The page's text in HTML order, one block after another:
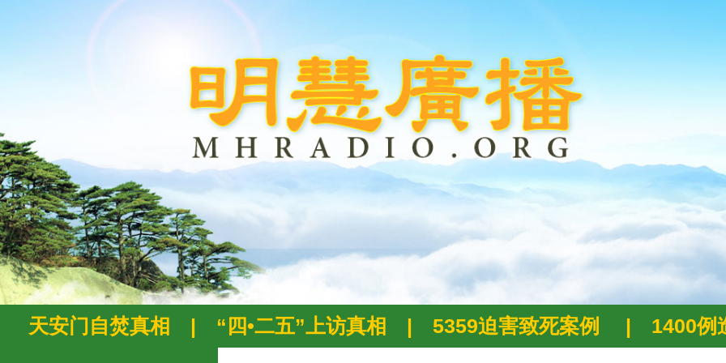
天安门自焚真相 | “四•二五”上访真相 | 5359迫害致死案例 | 1400例